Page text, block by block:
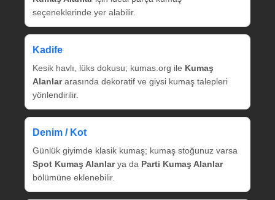
seçeneklerinde yer alabilir.
Kadife
Kesik havlı, lüks dokusu; kumas.org ile Kumaş
Alanlararasında dekoratif ve giysi kumaş talepleri
yönlendirilir.
Denim / Kot
Günlük giyimde klasik kumaş; kumaş stoğunuz varsa
Spot Kumaş Alanlarya da Parti Kumaş Alanlar
bölümüne eklenebilir.